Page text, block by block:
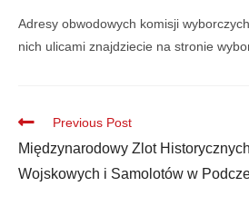
Adresy obwodowych komisji
nich ulicami znajdziecie na stronie
Previous Post
Międzynarodowy Zlot
Wojskowych i Samolotów w